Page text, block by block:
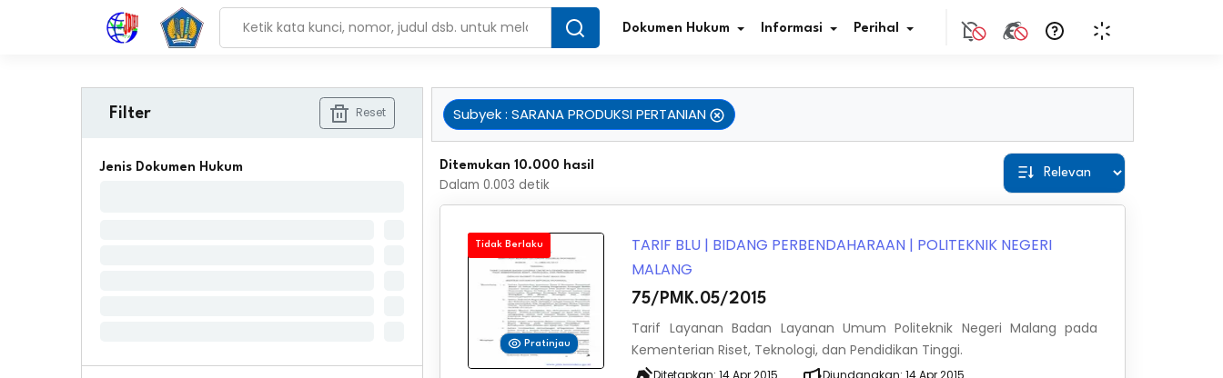
Dokumen Hukum Informasi
Infografis Regulasi
Direktori Regulasi
Program Perencanaan
Penelitian/Pengkajian Hukum
Video Sosialisasi
Berita
Penghargaan JDIH
Perihal
Filter Reset
Jenis Dokumen Hukum
Subyek:SARANA PRODUKSI PERTANIAN
Ditemukan 10.000 hasil
Dalam0.003 detik
Tidak Berlaku
Pratinjau
TARIF BLU | BIDANG PERBENDAHARAAN | POLITEKNIK NEGERI
MALANG
75/PMK.05/2015
Tarif Layanan Badan Layanan Umum Politeknik Negeri Malang pada
Kementerian Riset, Teknologi, dan Pendidikan Tinggi.